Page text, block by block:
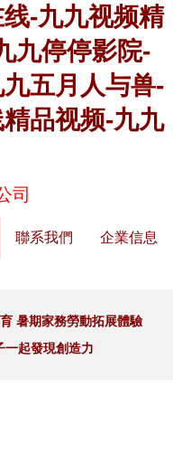
-九九视频精
九停停影院-
五月人与兽-
品视频-九九
司
聯系我們 企業信息
暑期家務勞動拓展體驗
起發現創造力